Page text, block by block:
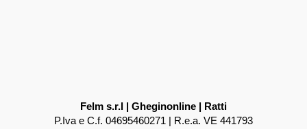
Felm s.r.l | Gheginonline | Ratti
P.Iva e C.f. 04695460271 | R.e.a. VE 441793